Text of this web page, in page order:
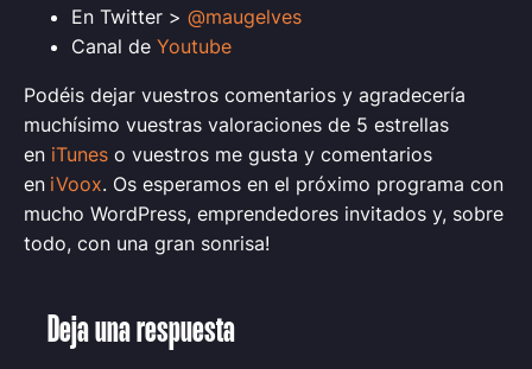
En Twitter > @maugelves
Canal de Youtube
Podéis dejar vuestros comentarios y agradecería
muchísimo vuestras valoraciones de 5 estrellas
en iTunes o vuestros me gusta y comentarios
en iVoox. Os esperamos en el próximo programa con
mucho WordPress, emprendedores invitados y, sobre
todo, con una gran sonrisa!
Deja una respuesta